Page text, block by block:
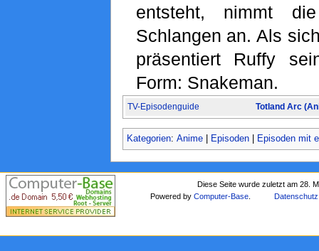
entsteht, nimmt
Schlangen an. Als
präsentiert Ruffy
Form: Snakeman.
TV-Episodenguide Totland Arc
Kategorien: Anime| Episoden| Episoden mit
Diese Seite wurde zuletzt am 28.
Powered byComputer-Base Datenschutz